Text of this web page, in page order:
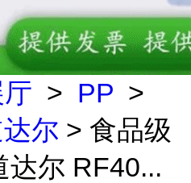
> PP >
尔 > 食品级
达尔 RF40...